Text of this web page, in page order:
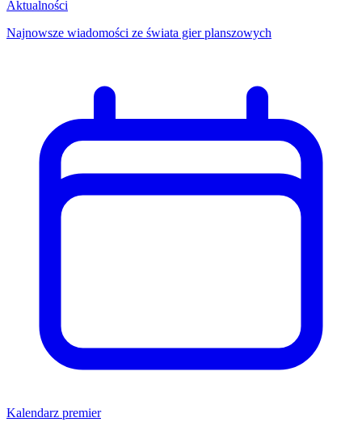
Aktualności
Najnowsze wiadomości ze świata gier planszowych
Kalendarz premier